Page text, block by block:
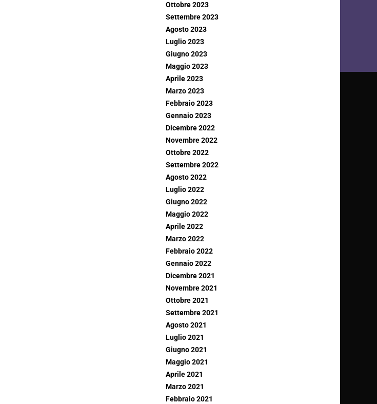
Ottobre 2023
Settembre 2023
Agosto 2023
Luglio 2023
Giugno 2023
Maggio 2023
Aprile 2023
Marzo 2023
Febbraio 2023
Gennaio 2023
Dicembre 2022
Novembre 2022
Ottobre 2022
Settembre 2022
Agosto 2022
Luglio 2022
Giugno 2022
Maggio 2022
Aprile 2022
Marzo 2022
Febbraio 2022
Gennaio 2022
Dicembre 2021
Novembre 2021
Ottobre 2021
Settembre 2021
Agosto 2021
Luglio 2021
Giugno 2021
Maggio 2021
Aprile 2021
Marzo 2021
Febbraio 2021